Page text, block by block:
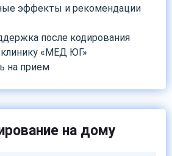
эффекты и рекомендации
после кодирования
«МЕД ЮГ»
на прием
на дому